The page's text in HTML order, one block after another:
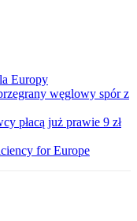
Europy
węglowy spór z
płacą już prawie 9 zł
for Europe